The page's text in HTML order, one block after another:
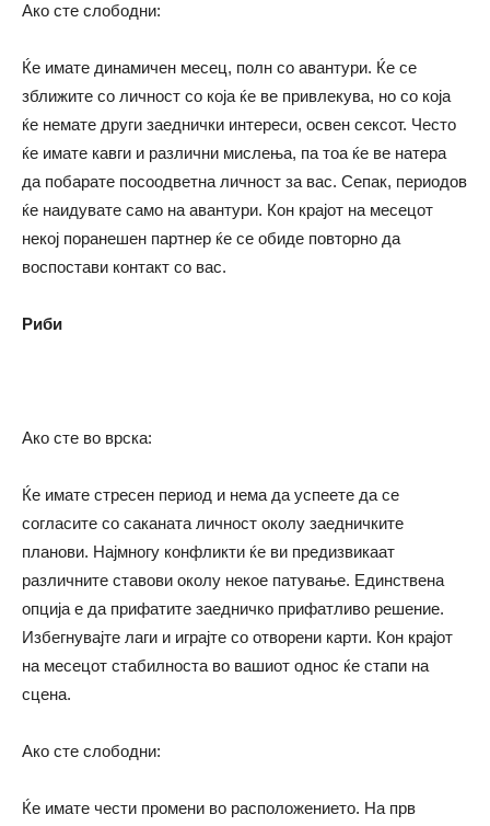
Ако сте слободни:
Ќе имате динамичен месец, полн со авантури. Ќе се
зближите со личност со која ќе ве привлекува, но со која
ќе немате други заеднички интереси, освен сексот. Често
ќе имате кавги и различни мислења, па тоа ќе ве натера
да побарате посоодветна личност за вас. Сепак, периодов
ќе наидувате само на авантури. Кон крајот на месецот
некој поранешен партнер ќе се обиде повторно да
воспостави контакт со вас.
Риби
Ако сте во врска:
Ќе имате стресен период и нема да успеете да се
согласите со саканата личност околу заедничките
планови. Најмногу конфликти ќе ви предизвикаат
различните ставови околу некое патување. Единствена
опција е да прифатите заедничко прифатливо решение.
Избегнувајте лаги и играјте со отворени карти. Кон крајот
на месецот стабилноста во вашиот однос ќе стапи на
сцена.
Ако сте слободни:
Ќе имате чести промени во расположението. На прв